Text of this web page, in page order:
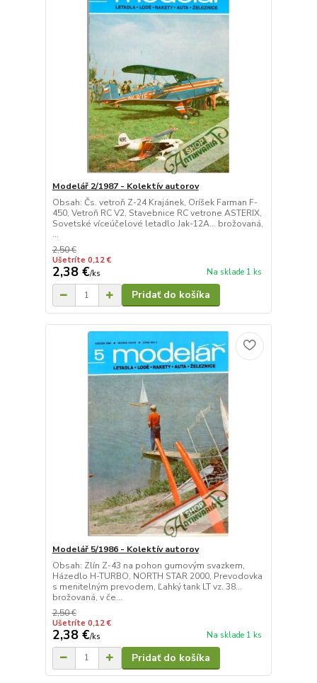
Modelář 2/1987 - Kolektív autorov
Obsah: Čs. vetroň Z-24 Krajánek, Oríšek Farman F-
450, Vetroň RC V2, Stavebnice RC vetrone ASTERIX,
Sovetské víceúčelové letadlo Jak-12A... brožovaná,
...
2,50 €
Ušetríte 0,12 €
2,38 €/ks Na sklade 1 ks
Pridať do košíka
Modelář 5/1986 - Kolektív autorov
Obsah: Zlín Z-43 na pohon gumovým svazkem,
Házedlo H-TURBO, NORTH STAR 2000, Prevodovka
s menitelným prevodem, Ľahký tank LT vz. 38...
brožovaná, v če...
2,50 €
Ušetríte 0,12 €
2,38 €/ks Na sklade 1 ks
Pridať do košíka